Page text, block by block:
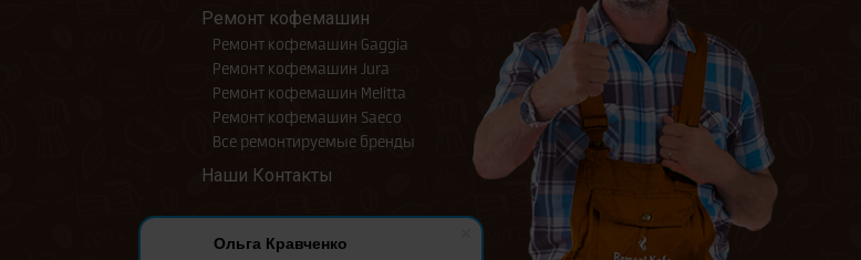
Ольга Кравченко
Ремонт кофемашин
Ремонт кофемашин Gaggia
Ремонт кофемашин Jura
Ремонт кофемашин Melitta
Ремонт кофемашин Saeco
Все ремонтируемые бренды
Наши Контакты